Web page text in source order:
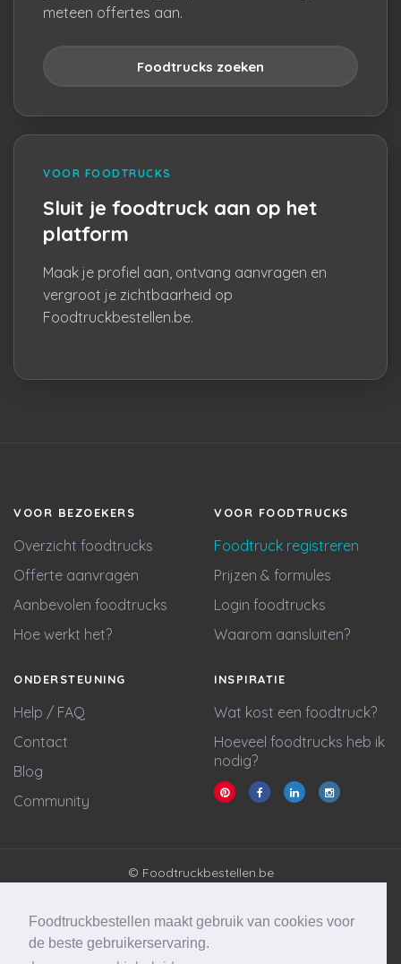
Foodtruckbestellen maakt gebruik van cookies voor
de beste gebruikerservaring.
meteen offertes aan.
Foodtrucks zoeken
VOOR FOODTRUCKS
Sluit je foodtruck aan op het
platform
Maak je profiel aan, ontvang aanvragen en
vergroot je zichtbaarheid op
Foodtruckbestellen.be.
VOOR BEZOEKERS
Overzicht foodtrucks
Offerte aanvragen
Aanbevolen foodtrucks
Hoe werkt het?
VOOR FOODTRUCKS
Foodtruck registreren
Prijzen & formules
Login foodtrucks
Waarom aansluiten?
ONDERSTEUNING
Help / FAQ
Contact
Blog
Community
INSPIRATIE
Wat kost een foodtruck?
Hoeveel foodtrucks heb ik
nodig?
© Foodtruckbestellen.be
Cookie statement